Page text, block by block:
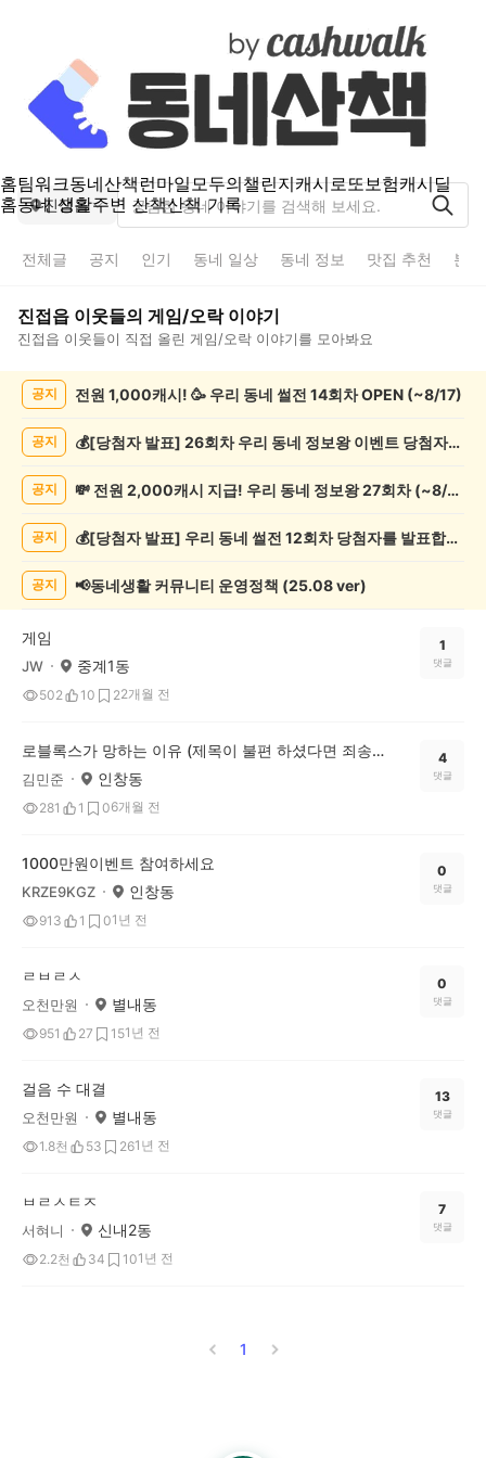
홈팀워크동네산책런마일모두의챌린지캐시로또보험캐시딜
홈동네 생활주변 산책산책 기록
진접읍
전체글 공지 인기 동네 일상 동네 정보 맛집 추천 분
진접읍 이웃들의 게임/오락이야기
진접읍 이웃들이 직접 올린 게임/오락 이야기를 모아봐요
록
공지 전원 1,000캐시! 🥳 우리 동네 썰전 14회차 OPEN (~8/17)
공지 💰[당첨자 발표] 26회차 우리 동네 정보왕 이벤트 당첨자를 발표합니다!
공지 💸 전원 2,000캐시 지급! 우리 동네 정보왕 27회차 (~8/10)
공지 💰[당첨자 발표] 우리 동네 썰전 12회차 당첨자를 발표합니다!
공지 📢동네생활 커뮤니티 운영정책 (25.08 ver)
게임
JW 중계1동
502 10 22개월 전
1
댓글
로블록스가 망하는 이유 (제목이 불편 하셨다면 죄송 합니다)
김민준 인창동
281 1 06개월 전
4
댓글
1000만원이벤트 참여하세요
KRZE9KGZ 인창동
913 1 01년 전
0
댓글
ㄹㅂㄹㅅ
오천만원 별내동
951 27 151년 전
0
댓글
걸음 수 대결
오천만원 별내동
1.8천 53 261년 전
13
댓글
ㅂㄹㅅㅌㅈ
서혀니 신내2동
2.2천 34 101년 전
7
댓글
1